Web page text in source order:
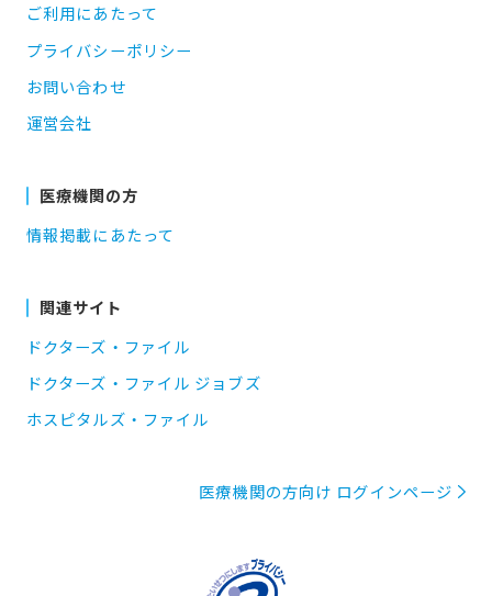
ご利用にあたって
プライバシーポリシー
お問い合わせ
運営会社
医療機関の方
情報掲載にあたって
関連サイト
ドクターズ・ファイル
ドクターズ・ファイル ジョブズ
ホスピタルズ・ファイル
医療機関の方向け ログインページ